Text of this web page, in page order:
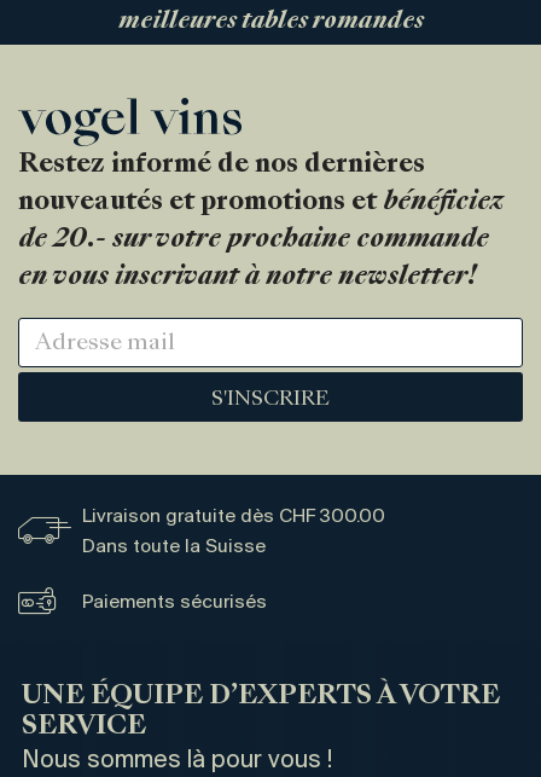
meilleures tables romandes
Restez informé de nos dernières
nouveautés et promotions et bénéficiez
de 20.- sur votre prochaine commande
en vous inscrivant à notre newsletter!
S'INSCRIRE
Livraison gratuite dès CHF 300.00
Dans toute la Suisse
Paiements sécurisés
UNE ÉQUIPE D’EXPERTS À VOTRE
SERVICE
Nous sommes là pour vous !